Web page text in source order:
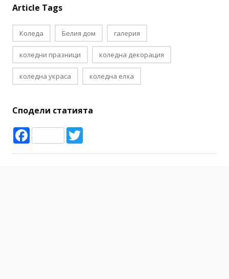
Article Tags
Коледа Белия дом галерия
коледни празници коледна декорация
Сподели статията
Facebook